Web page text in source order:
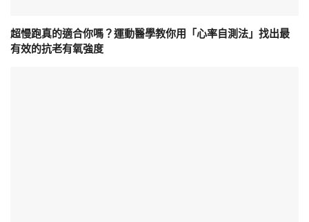
超慢跑真的適合你嗎？運動醫學教你用「心率自測法」找出最
有效的抗老有氧強度